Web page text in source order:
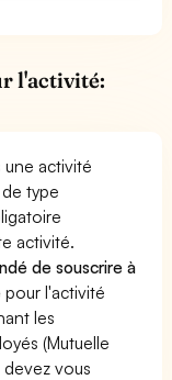
l'activité:
une activité
type
activité.
de souscrire à
pour l'activité
les
(Mutuelle
vous